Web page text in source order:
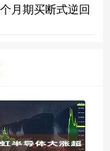
月期买断式逆回